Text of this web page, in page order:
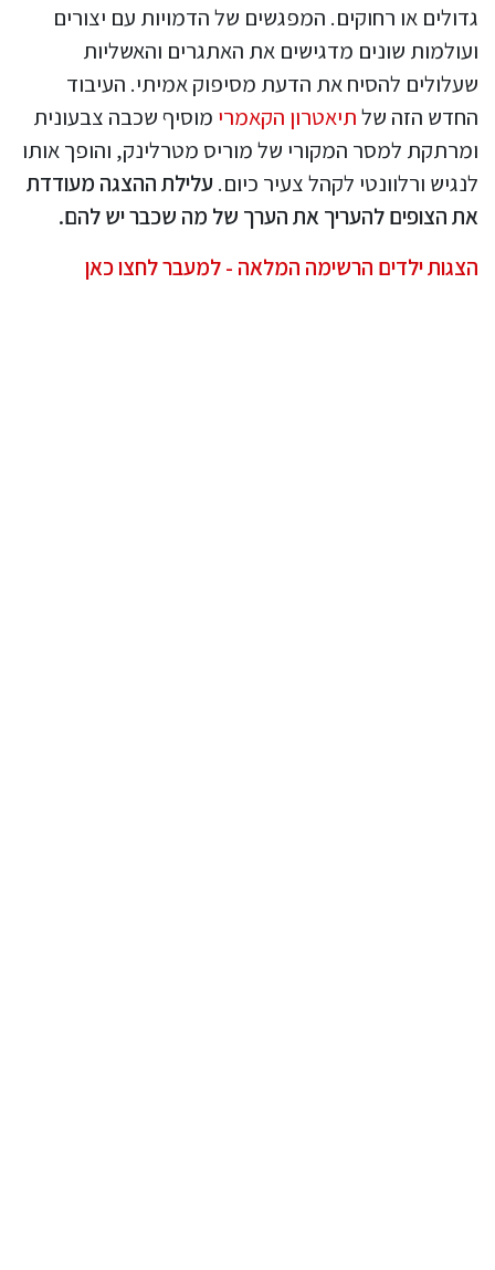
גדולים או רחוקים. המפגשים של הדמויות עם יצורים
ועולמות שונים מדגישים את האתגרים והאשליות
שעלולים להסיח את הדעת מסיפוק אמיתי. העיבוד
החדש הזה שלתיאטרון הקאמרי מוסיף שכבה צבעונית
ומרתקת למסר המקורי של מוריס מטרלינק, והופך אותו
לנגיש ורלוונטי לקהל צעיר כיום.עלילת ההצגה מעודדת
את הצופים להעריך את הערך של מה שכבר יש להם.
הצגות ילדים הרשימה המלאה - למעבר לחצו כאן